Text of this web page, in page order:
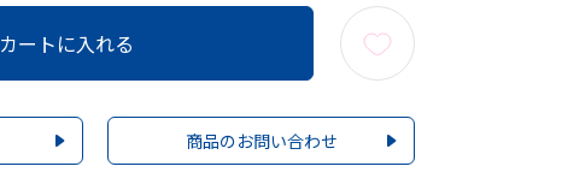
カートに入れる
商品のお問い合わせ